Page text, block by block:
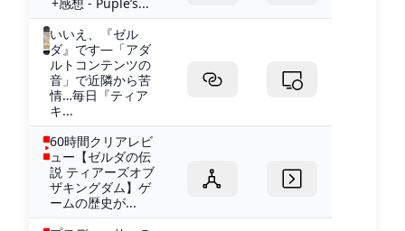
いいえ、『ゼル
ダ』です―「アダ
ルトコンテンツの
音」で近隣から苦
情…毎日『ティア
キ...
60時間クリアレビ
ュー【ゼルダの伝
説 ティアーズオブ
ザキングダム】ゲ
ームの歴史が...